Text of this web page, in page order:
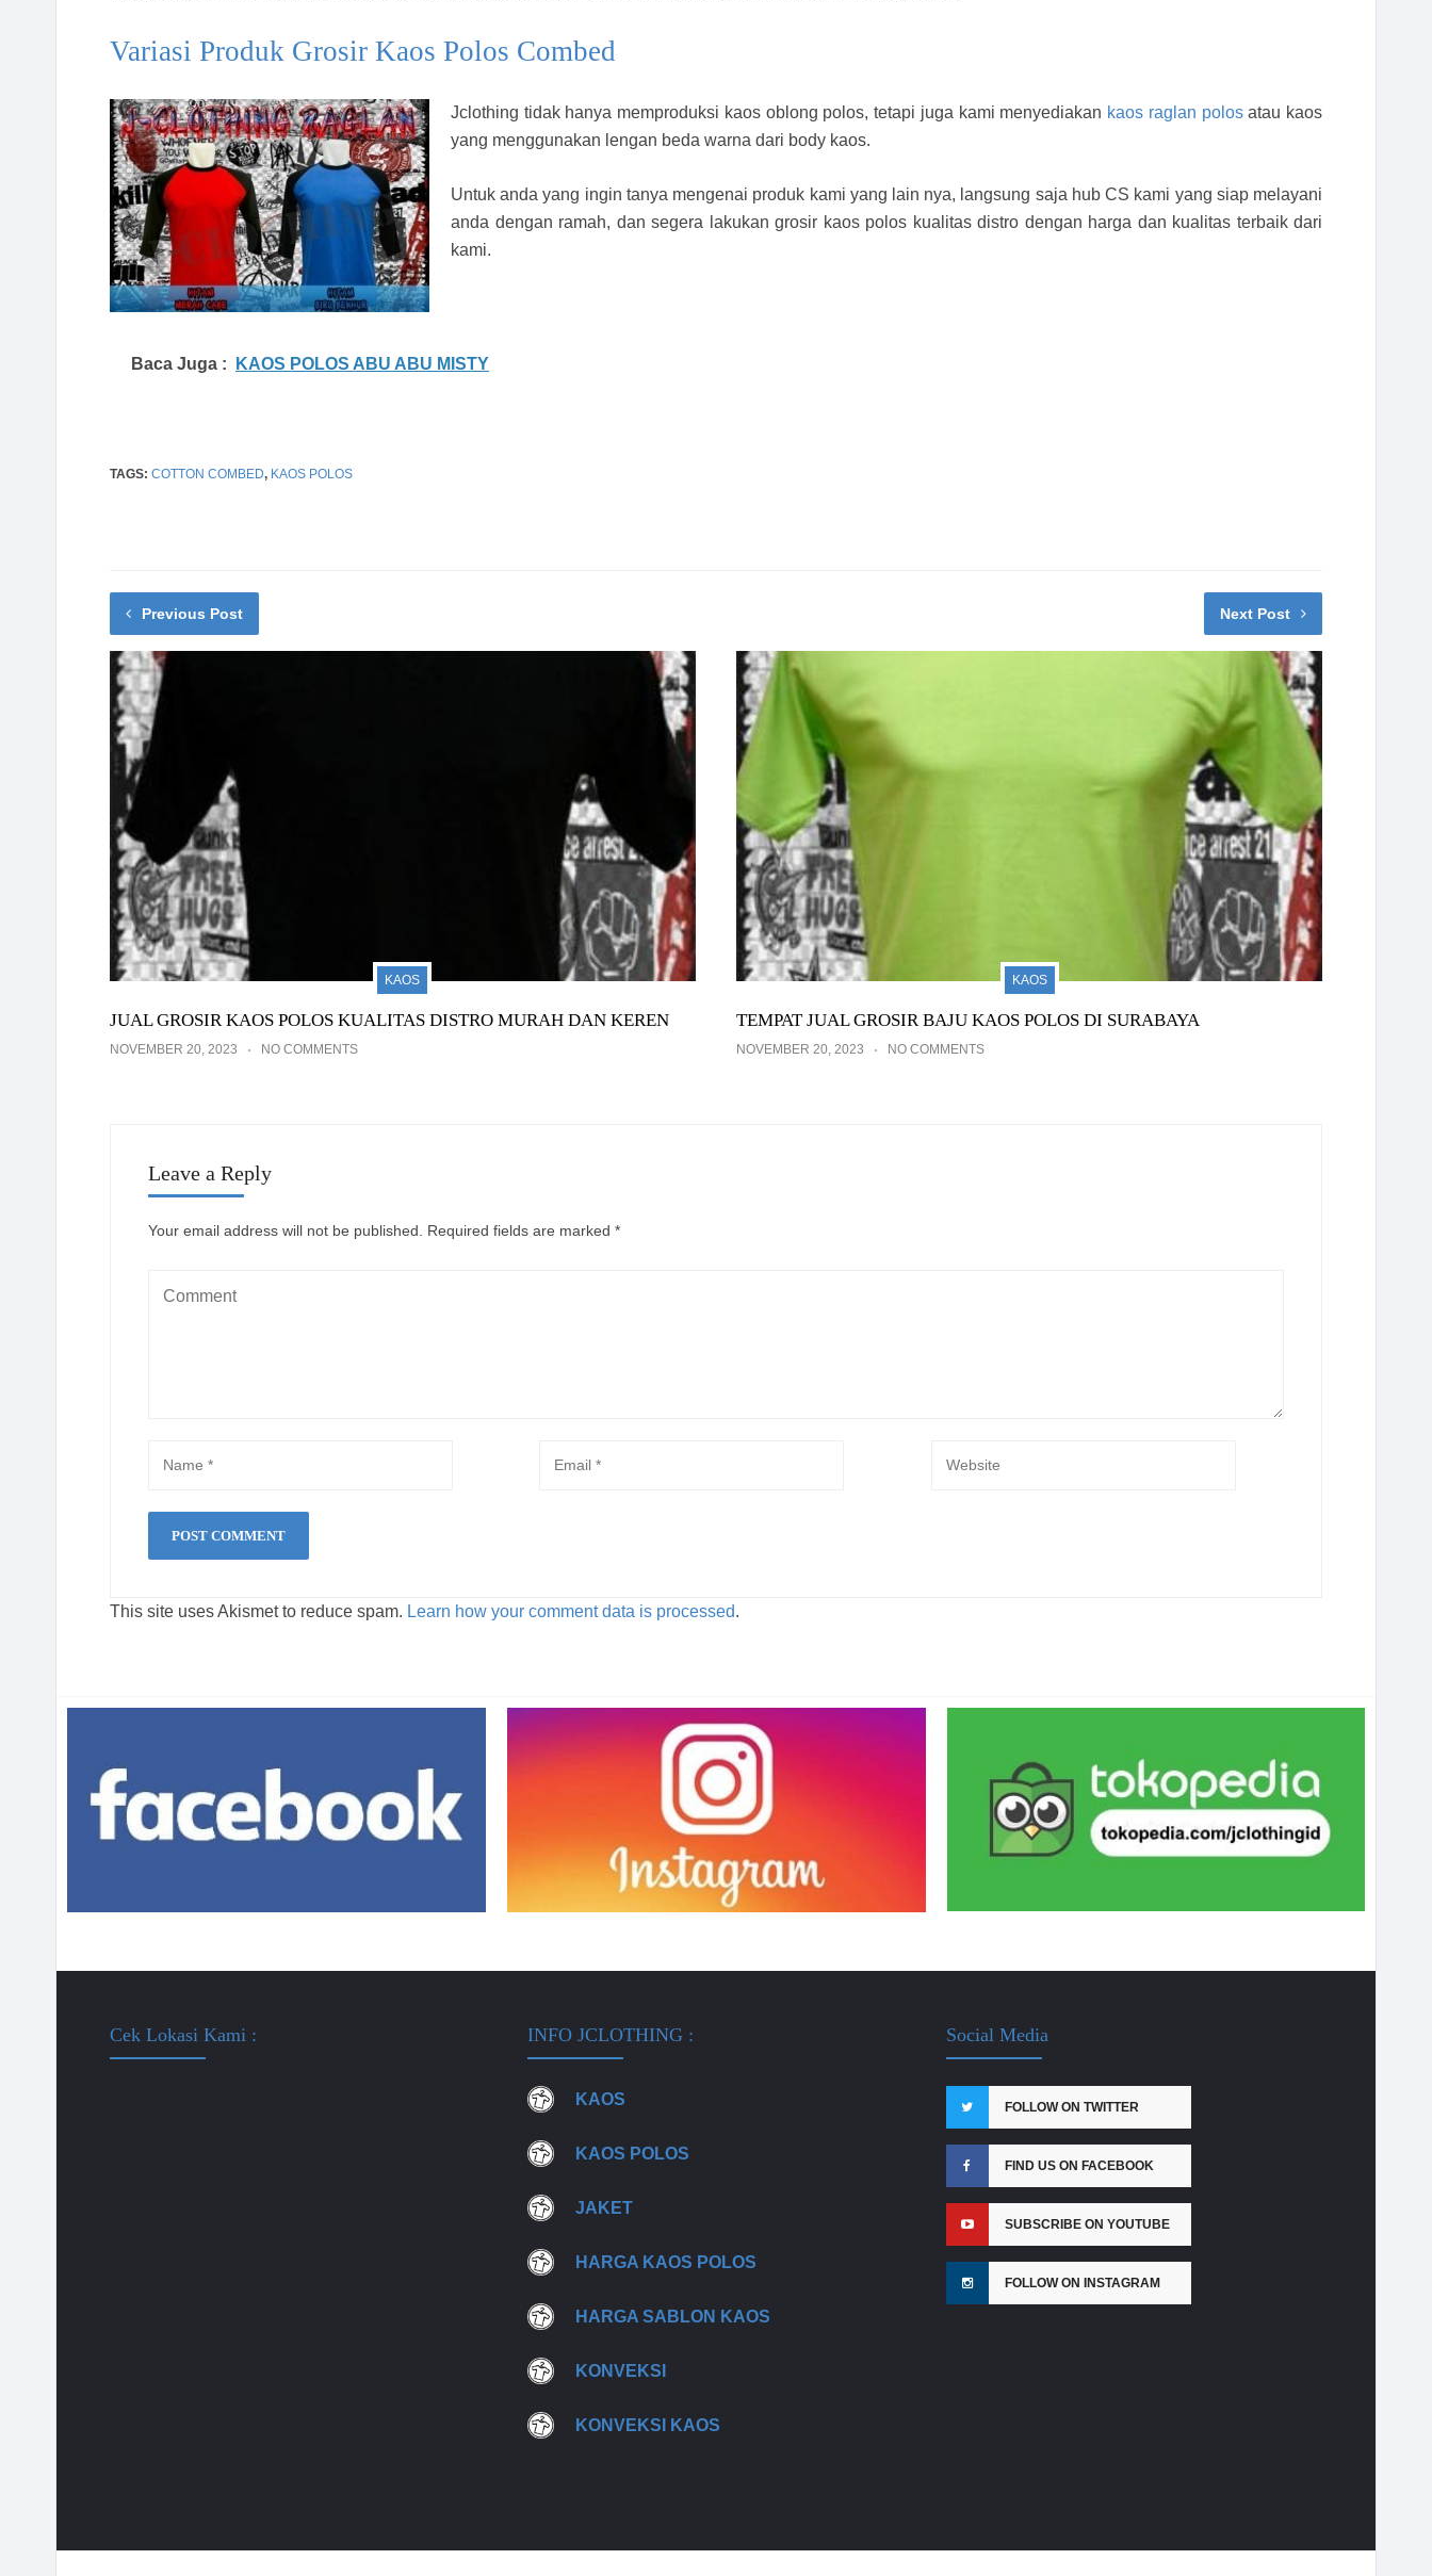
Variasi Produk Grosir Kaos Polos Combed
Jclothing tidak hanya memproduksi kaos oblong polos, tetapi juga kami menyediakan kaos raglan polosatau kaos
yang menggunakan lengan beda warna dari body kaos.
Untuk anda yang ingin tanya mengenai produk kami yang lain nya, langsung saja hub CS kami yang siap melayani
anda dengan ramah, dan segera lakukan grosir kaos polos kualitas distro dengan harga dan kualitas terbaik dari
kami.
Baca Juga : KAOS POLOS ABU ABU MISTY
TAGS: COTTON COMBED, KAOS POLOS
Previous Post
KAOS
JUAL GROSIR KAOS POLOS KUALITAS DISTRO MURAH DAN KEREN
NOVEMBER 20, 2023 NO COMMENTS
Next Post
KAOS
TEMPAT JUAL GROSIR BAJU KAOS POLOS DI SURABAYA
NOVEMBER 20, 2023 NO COMMENTS
Leave a Reply
Your email address will not be published. Required fields are marked *
This site uses Akismet to reduce spam. Learn how your comment data is processed.
Cek Lokasi Kami : INFO JCLOTHING :
KAOS
KAOS POLOS
JAKET
HARGA KAOS POLOS
HARGA SABLON KAOS
KONVEKSI
KONVEKSI KAOS
Social Media
FOLLOW ON TWITTER
FIND US ON FACEBOOK
SUBSCRIBE ON YOUTUBE
FOLLOW ON INSTAGRAM